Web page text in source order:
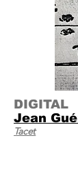
DIGITAL
Jean
Tacet